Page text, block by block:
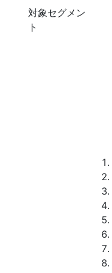
対象セグメン
ト